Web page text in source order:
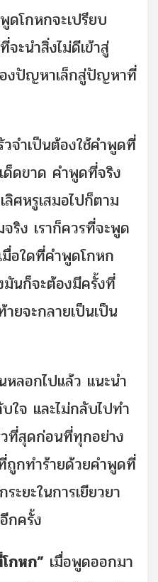
ดโกหกจะเปรียบ
ะนำสิ่งไม่ดีเข้าสู่
งปัญหาเล็กสู่ปัญหาที่
จำเป็นต้องใช้คำพูดที่
ด็ดขาด คำพูดที่จริง
ลิศหรูเสมอไปก็ตาม
ริง เราก็ควรที่จะพูด
มื่อใดที่คำพูดโกหก
นก็จะต้องมีครั้งที่
ยจะกลายเป็นเป็น
หลอกไปแล้ว แนะนำ
ใจ และไม่กลับไปทำ
ที่สุดก่อนที่ทุกอย่าง
ถูกทำร้ายด้วยคำพูดที่
ะยะในการเยียวยา
กครั้ง
กหก” เมื่อพูดออกมา